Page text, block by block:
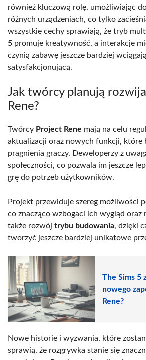
również kluczową rolę, umożliwiając
różnych urządzeniach, co tylko
wszystkie cechy sprawiają, że tryb
5 promuje kreatywność, a interakcje
czynią zabawę jeszcze bardziej
satysfakcjonującą.
Jak twórcy planują
Rene?
Twórcy Project Rene mają na celu
aktualizacji oraz nowych funkcji, które
pragnienia graczy. Deweloperzy z
społeczności, co pozwala im jeszcze
grę do potrzeb użytkowników.
Projekt przewiduje szereg możliwości
co znacząco wzbogaci ich wygląd oraz
także rozwój trybu budowania, dzięki
tworzyć jeszcze bardziej unikatowe
The Sims 5
nowego
Rene?
Nowe historie i wyzwania, które
sprawią, że rozgrywka stanie się